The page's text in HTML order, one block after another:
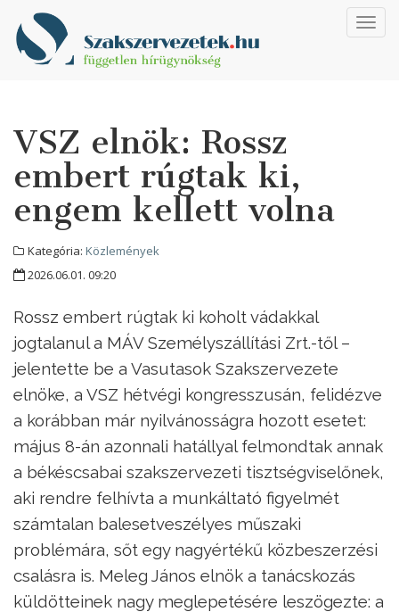
VSZ elnök: Rossz
embert rúgtak ki,
engem kellett volna
Kategória: Közlemények
2026.06.01. 09:20
Rossz embert rúgtak ki koholt vádakkal
jogtalanul a MÁV Személyszállítási Zrt.-től –
jelentette be a Vasutasok Szakszervezete
elnöke, a VSZ hétvégi kongresszusán, felidézve
a korábban már nyilvánosságra hozott esetet:
május 8-án azonnali hatállyal felmondtak annak
a békéscsabai szakszervezeti tisztségviselőnek,
aki rendre felhívta a munkáltató figyelmét
számtalan balesetveszélyes műszaki
problémára, sőt egy nagyértékű közbeszerzési
csalásra is. Meleg János elnök a tanácskozás
küldötteinek nagy meglepetésére leszögezte: a